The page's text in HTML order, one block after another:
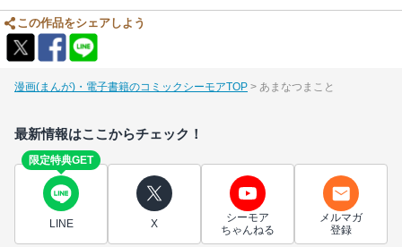
この作品をシェアしよう
漫画(まんが)・電子書籍のコミックシーモアTOP あまなつまこと
最新情報はここからチェック！
限定特典GET
LINE X
シーモア
ちゃんねる
メルマガ
登録